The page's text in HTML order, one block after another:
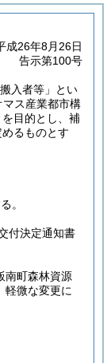
成26年8月26日
告示第100号
入者等」とい
ス産業都市構
目的とし、補
るものとす
。
付決定通知書
南町森林資源
軽微な変更に